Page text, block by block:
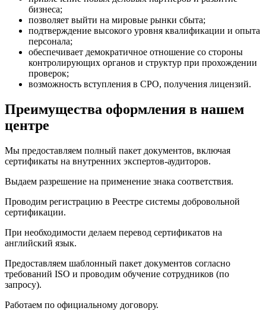
бизнеса;
позволяет выйти на мировые рынки сбыта;
подтверждение высокого уровня квалификации и опыта
персонала;
обеспечивает демократичное отношение со стороны
контролирующих органов и структур при прохождении
проверок;
возможность вступления в СРО, получения лицензий.
Преимущества оформления в нашем
центре
Мы предоставляем полный пакет документов, включая
сертификаты на внутренних экспертов-аудиторов.
Выдаем разрешение на применение знака соответствия.
Проводим регистрацию в Реестре системы добровольной
сертификации.
При необходимости делаем перевод сертификатов на
английский язык.
Предоставляем шаблонный пакет документов согласно
требований ISO и проводим обучение сотрудников (по
запросу).
Работаем по официальному договору.